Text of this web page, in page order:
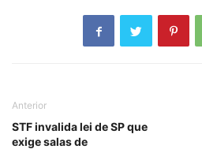
Anterior
STF invalida lei de SP que
exige salas de